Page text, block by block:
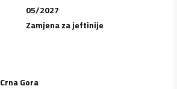
05/2027
Zamjena za jeftinije
Crna Gora